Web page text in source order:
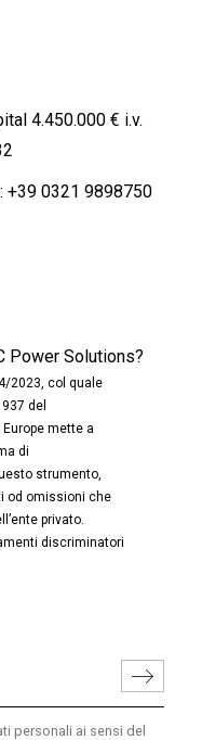
4.450.000 € i.v.
+39 0321 9898750
Power Solutions?
2023, col quale
del
mette a
di
strumento,
od omissioni che
privato.
discriminatori
personali ai sensi del